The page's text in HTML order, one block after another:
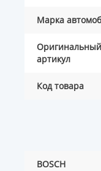
Марка
Оригинальный
артикул
Код товара
BOSCH